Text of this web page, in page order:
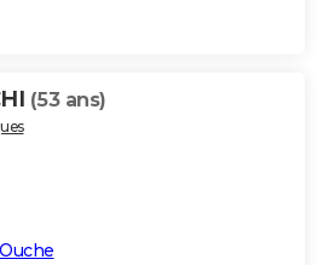
(53 ans)